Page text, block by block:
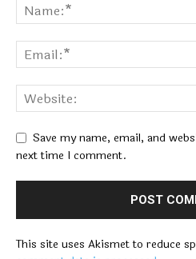
Save my name, email, and
next time I comment.
This site uses Akismet to reduce